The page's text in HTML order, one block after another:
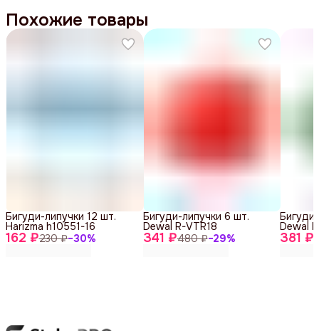
Похожие товары
162 ₽230 ₽−30%
Бигуди-липучки 12 шт.
Harizma h10551-16
341 ₽480 ₽−29%
Бигуди-липучки 6 шт.
Dewal R-VTR18
381 ₽
Dewal